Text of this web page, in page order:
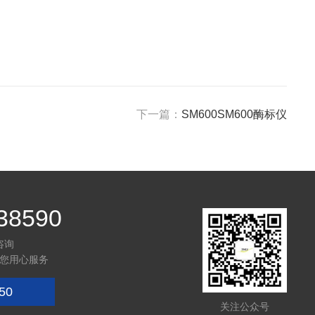
下一篇： SM600SM600酶标仪
询
用心服务
关注公众号